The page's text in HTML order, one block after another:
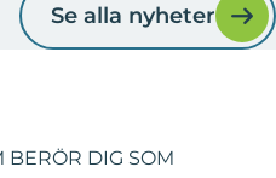
Se alla nyheter
BERÖR DIG SOM